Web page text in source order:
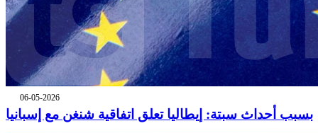
06-05-2026
بسبب أحداث سبتة: إيطاليا تعلق اتفاقية شنغن مع إسبانيا